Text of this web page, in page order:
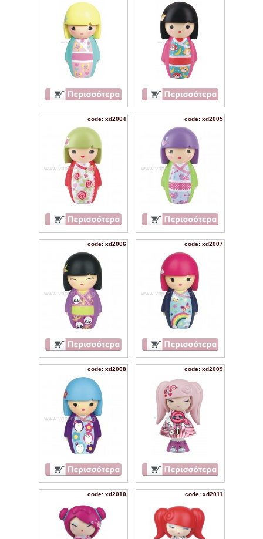
code: xd2004 code: xd2005
code: xd2006 code: xd2007
code: xd2008 code: xd2009
code: xd2010 code: xd2011